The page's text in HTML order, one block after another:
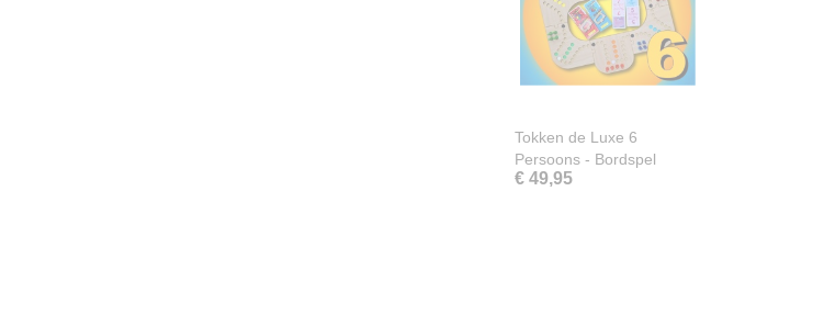
Tokken de Luxe 6
Persoons - Bordspel
€ 49,95